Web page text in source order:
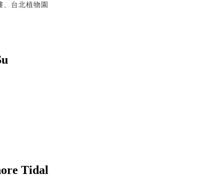
、台北植物園
Tidal